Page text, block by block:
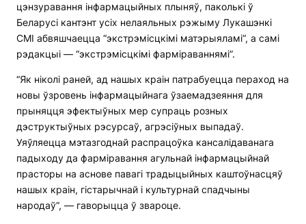
цэнзуравання інфармацыйных плыняў, паколькі ў
Беларусі кантэнт усіх нелаяльных рэжыму Лукашэнкі
СМІ абвяшчаецца “экстрэмісцкімі матэрыяламі“, а самі
рэдакцыі — “экстрэмісцкімі фарміраваннямі”.
“Як ніколі раней, ад нашых краін патрабуецца пераход на
новы ўзровень інфармацыйнага ўзаемадзеяння для
прыняцця эфектыўных мер супраць розных
дэструктыўных рэсурсаў, агрэсіўных выпадаў.
Уяўляецца мэтазгоднай распрацоўка кансалідаванага
падыходу да фарміравання агульнай інфармацыйнай
прасторы на аснове павагі традыцыйных каштоўнасцяў
нашых краін, гістарычнай і культурнай спадчыны
народаў“, — гаворыцца ў звароце.